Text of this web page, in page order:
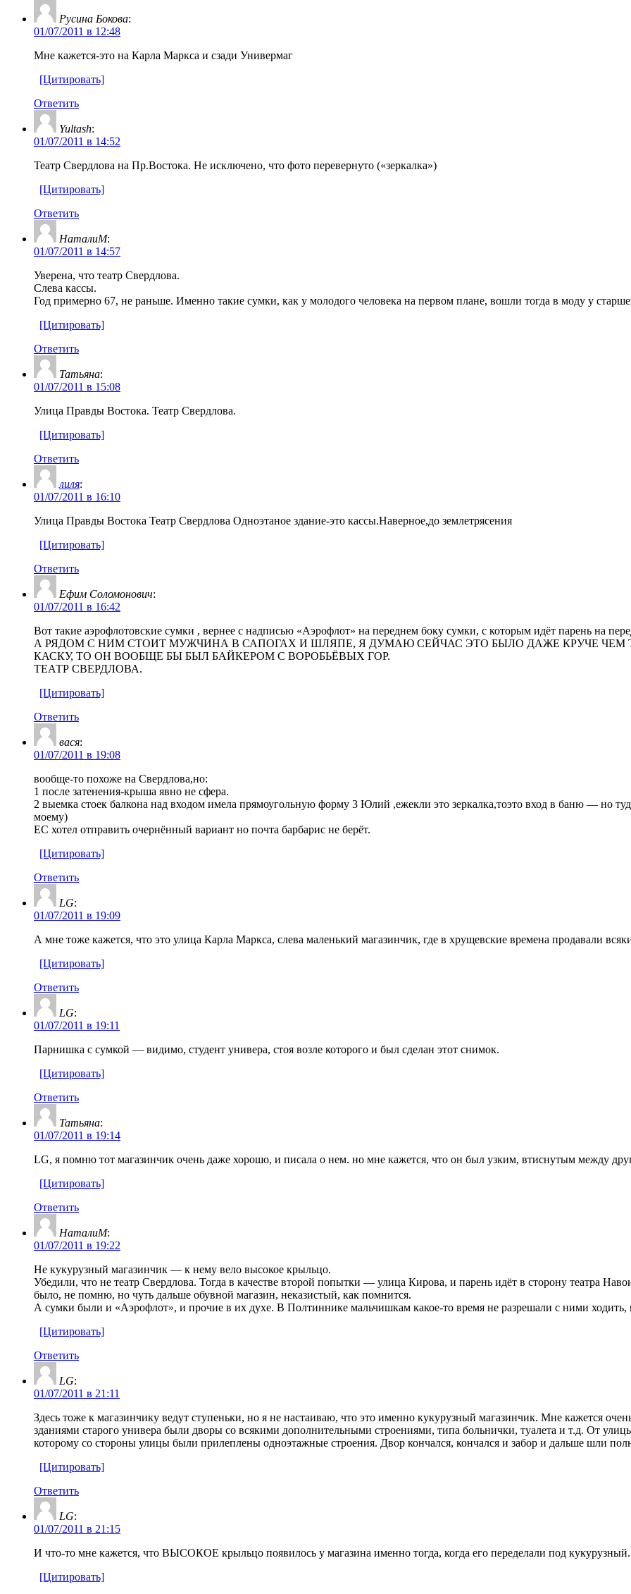
Русина Бокова:
01/07/2011 в 12:48
Мне кажется-это на Карла Маркса и сзади Универмаг
[Цитировать]
Ответить
Yultash:
01/07/2011 в 14:52
Театр Свердлова на Пр.Востока. Не исключено, что фото перевернуто («зеркалка»)
[Цитировать]
Ответить
НаталиМ:
01/07/2011 в 14:57
Уверена, что театр Свердлова.
Слева кассы.
Год примерно 67, не раньше. Именно такие сумки, как у молодого человека на первом плане, вошли тогда в моду у
[Цитировать]
Ответить
Татьяна:
01/07/2011 в 15:08
Улица Правды Востока. Театр Свердлова.
[Цитировать]
Ответить
лиля:
01/07/2011 в 16:10
Улица Правды Востока Театр Свердлова Одноэтаное здание-это кассы.Наверное,до землетрясения
[Цитировать]
Ответить
Ефим Соломонович:
01/07/2011 в 16:42
Вот такие аэрофлотовские сумки , вернее с надписью «Аэрофлот» на переднем боку сумки, с которым идёт парень на
А РЯДОМ С НИМ СТОИТ МУЖЧИНА В САПОГАХ И ШЛЯПЕ, Я ДУМАЮ СЕЙЧАС ЭТО БЫЛО ДАЖЕ КРУЧЕ
КАСКУ, ТО ОН ВООБЩЕ БЫ БЫЛ БАЙКЕРОМ С ВОРОБЬЁВЫХ ГОР.
ТЕАТР СВЕРДЛОВА.
[Цитировать]
Ответить
вася:
01/07/2011 в 19:08
вообще-то похоже на Свердлова,но:
1 после затенения-крыша явно не сфера.
2 выемка стоек балкона над входом имела прямоугольную форму 3 Юлий ,ежекли это зеркалка,тоэто вход в баню — но
моему)
ЕС хотел отправить очернённый вариант но почта барбарис не берёт.
[Цитировать]
Ответить
LG:
01/07/2011 в 19:09
А мне тоже кажется, что это улица Карла Маркса, слева маленький магазинчик, где в хрущевские времена продавали
[Цитировать]
Ответить
LG:
01/07/2011 в 19:11
Парнишка с сумкой — видимо, студент универа, стоя возле которого и был сделан этот снимок.
[Цитировать]
Ответить
Татьяна:
01/07/2011 в 19:14
LG, я помню тот магазинчик очень даже хорошо, и писала о нем. но мне кажется, что он был узким, втиснутым между
[Цитировать]
Ответить
НаталиМ:
01/07/2011 в 19:22
Не кукурузный магазинчик — к нему вело высокое крыльцо.
Убедили, что не театр Свердлова. Тогда в качестве второй попытки — улица Кирова, и парень идёт в сторону театра
было, не помню, но чуть дальше обувной магазин, неказистый, как помнится.
А сумки были и «Аэрофлот», и прочие в их духе. В Полтиннике мальчишкам какое-то время не разрешали с ними ходить,
[Цитировать]
Ответить
LG:
01/07/2011 в 21:11
Здесь тоже к магазинчику ведут ступеньки, но я не настаиваю, что это именно кукурузный магазинчик. Мне кажется
зданиями старого универа были дворы со всякими дополнительными строениями, типа больнички, туалета и т.д. От
которому со стороны улицы были прилеплены одноэтажные строения. Двор кончался, кончался и забор и дальше шли
[Цитировать]
Ответить
LG:
01/07/2011 в 21:15
И что-то мне кажется, что ВЫСОКОЕ крыльцо появилось у магазина именно тогда, когда его переделали под
[Цитировать]